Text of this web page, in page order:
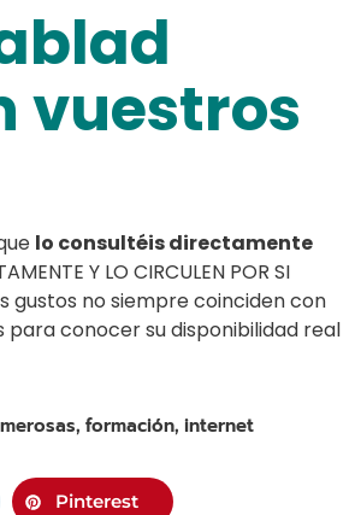
vuestros
lo consultéis directamente
Y LO CIRCULEN POR SI
gustos no siempre coinciden con
para conocer su disponibilidad real
, formación, internet
Pinterest